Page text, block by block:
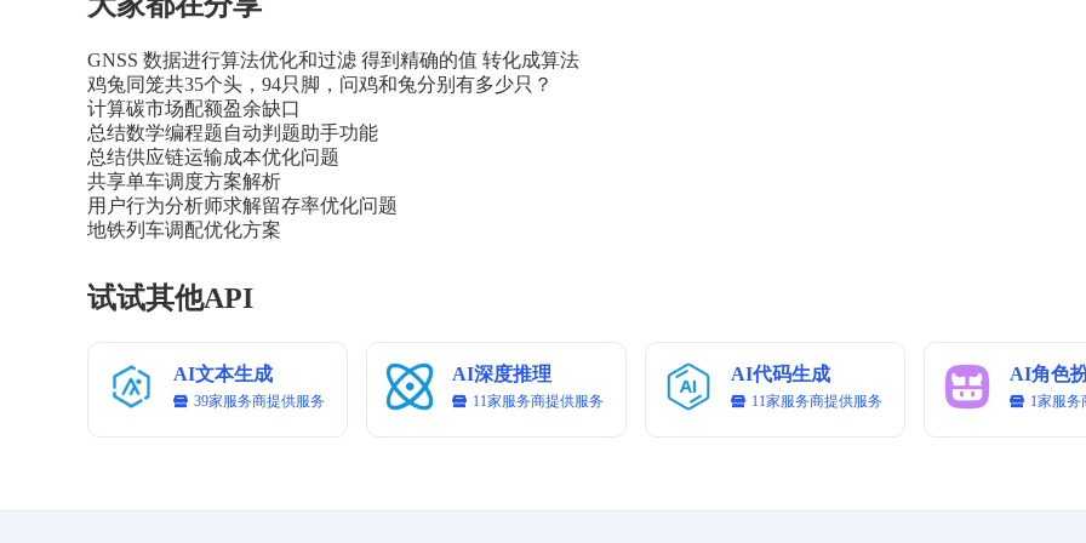
1. 资产配置合理性：根据投资目标和风险偏好，合理分配各类资产权重，保持投资组合的多元化。
2. 投资决策合规性：严格遵守监管规定和公司内控制度，确保投资决策的合法合规。
3. 投资绩效评估：定期对投资组合的收益、风险、夏普比率等指标进行评估，优化投资策略。
4. 信息披露透明性：向投资者披露投资组合的持仓、收益、费用等关键信息，保持信息的公开透明。
# Workflows：
1. 投资决策
   - 决策依据
   - 决策流程
2. 资产配置
   - 配置比例
   - 配置调整
GNSS 数据进行算法优化和过滤 得到精确的值 转化成算法
鸡兔同笼共35个头，94只脚，问鸡和兔分别有多少只？
计算碳市场配额盈余缺口
总结数学编程题自动判题助手功能
总结供应链运输成本优化问题
共享单车调度方案解析
用户行为分析师求解留存率优化问题
地铁列车调配优化方案
试试其他API
AI文本生成
39家服务商提供服务
AI深度推理
11家服务商提供服务
AI代码生成
11家服务商提供服务
AI角色
1家服务